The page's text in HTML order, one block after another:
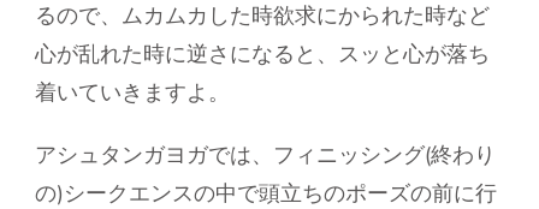
るので、ムカムカした時欲求にかられた時など
心が乱れた時に逆さになると、スッと心が落ち
着いていきますよ。
アシュタンガヨガでは、フィニッシング(終わり
の)シークエンスの中で頭立ちのポーズの前に行